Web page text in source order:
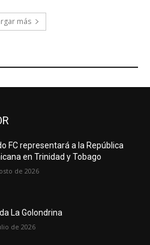
más
FC representará a la República
en Trinidad y Tobago
de 2026
La Golondrina
de 2026